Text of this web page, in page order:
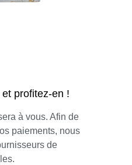
profitez-en !
à vous. Afin de
paiements, nous
de